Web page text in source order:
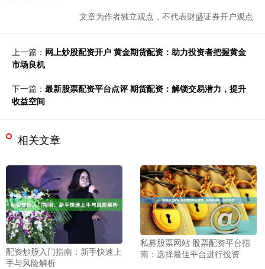
文章为作者独立观点，不代表财盛证券开户观点
上一篇： 网上炒股配资开户 黄金期货配资：助力投资者把握黄金
市场良机
下一篇： 最新股票配资平台点评 期货配资：解锁交易潜力，提升
收益空间
相关文章
配资炒股入门指南：新手快速上
手与风险解析
私募股票网站 股票配资平台指
南：选择最佳平台进行投资